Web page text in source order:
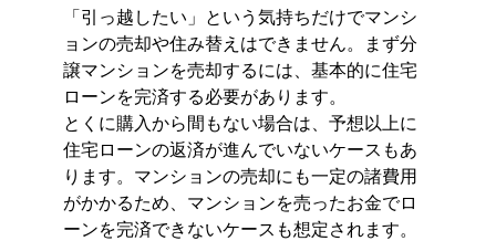
「引っ越したい」という気持ちだけでマンシ
ョンの売却や住み替えはできません。まず分
譲マンションを売却するには、基本的に住宅
ローンを完済する必要があります。
とくに購入から間もない場合は、予想以上に
住宅ローンの返済が進んでいないケースもあ
ります。マンションの売却にも一定の諸費用
がかかるため、マンションを売ったお金でロ
ーンを完済できないケースも想定されます。